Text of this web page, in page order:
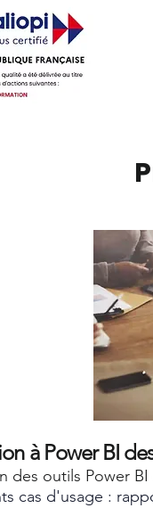
à Power BI
des outils Power
cas d'usage :